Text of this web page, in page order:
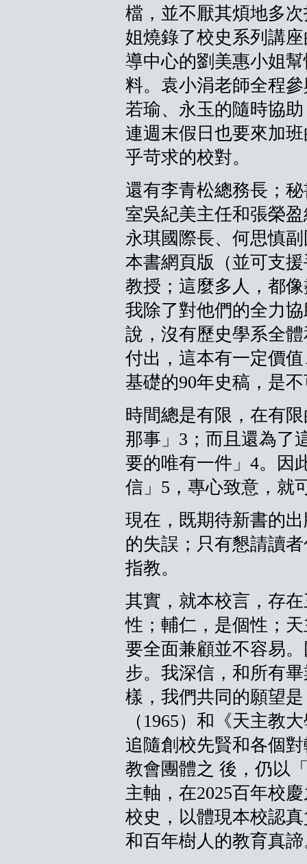
檔，並不厭其煩地多
姐燒錄了校史系列講
導中心的劉美惠小姐
料。袁小涓老師全程
若瑜、永玉的隨時協
連週末假日也要來加
乎苛求的校對。
還有李青松總務長；
室吳紀美主任和張榮
永琪國際長、何思慎
本書網頁版（並可支
教授；這麼多人，都
我除了對他們的全力
說，沒有歷史學系全
付出，這本有一定價
基礎的90年史稿，是
時間總是有限，在有
那事」3；而且還為了
要的唯有一件」4。因
信」5，專心致意，就
現在，既期待新書的
的失誤；只有懇請讀
指教。
其實，就本校言，存
性；輔仁，是個性；
要全面兼顧並不容易
步。我深信，和所有
樣，我們共同的願望
（1965）和《天主教
追隨創校先賢和各個
教會團體之 後，仍以
主軸，在2025百年校
校史，以體現本校認
和百年樹人的教育真諦